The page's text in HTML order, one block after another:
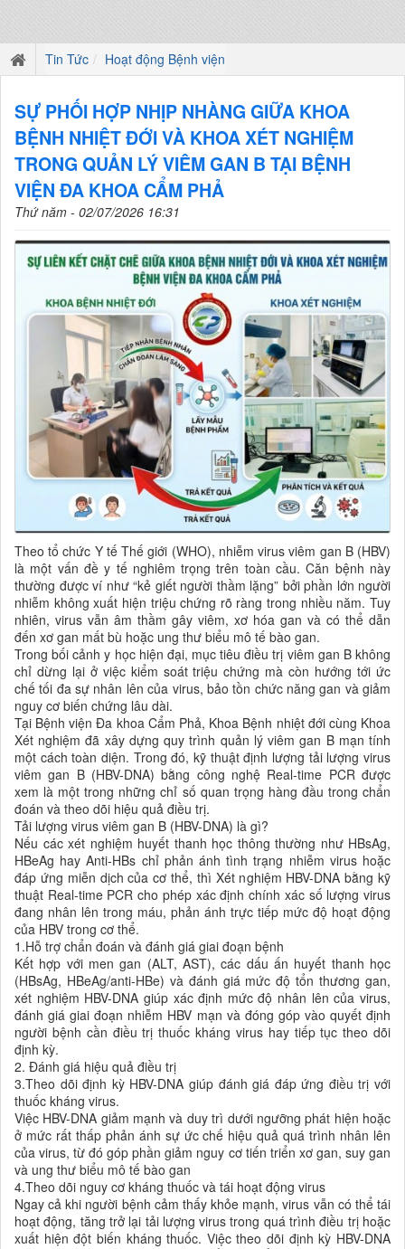
Tin Tức Hoạt động Bệnh viện
SỰ PHỐI HỢP NHỊP NHÀNG GIỮA KHOA
BỆNH NHIỆT ĐỚI VÀ KHOA XÉT NGHIỆM
TRONG QUẢN LÝ VIÊM GAN B TẠI BỆNH
VIỆN ĐA KHOA CẨM PHẢ
Thứ năm - 02/07/2026 16:31
Theo tổ chức Y tế Thế giới (WHO), nhiễm virus viêm gan B (HBV)
là một vấn đề y tế nghiêm trọng trên toàn cầu. Căn bệnh này
thường được ví như “kẻ giết người thầm lặng” bởi phần lớn người
nhiễm không xuất hiện triệu chứng rõ ràng trong nhiều năm. Tuy
nhiên, virus vẫn âm thầm gây viêm, xơ hóa gan và có thể dẫn
đến xơ gan mất bù hoặc ung thư biểu mô tế bào gan.
Trong bối cảnh y học hiện đại, mục tiêu điều trị viêm gan B không
chỉ dừng lại ở việc kiểm soát triệu chứng mà còn hướng tới ức
chế tối đa sự nhân lên của virus, bảo tồn chức năng gan và giảm
nguy cơ biến chứng lâu dài.
Tại Bệnh viện Đa khoa Cẩm Phả, Khoa Bệnh nhiệt đới cùng Khoa
Xét nghiệm đã xây dựng quy trình quản lý viêm gan B mạn tính
một cách toàn diện. Trong đó, kỹ thuật định lượng tải lượng virus
viêm gan B (HBV-DNA) bằng công nghệ Real-time PCR được
xem là một trong những chỉ số quan trọng hàng đầu trong chẩn
đoán và theo dõi hiệu quả điều trị.
Tải lượng virus viêm gan B (HBV-DNA) là gì?
Nếu các xét nghiệm huyết thanh học thông thường như HBsAg,
HBeAg hay Anti-HBs chỉ phản ánh tình trạng nhiễm virus hoặc
đáp ứng miễn dịch của cơ thể, thì Xét nghiệm HBV-DNA bằng kỹ
thuật Real-time PCR cho phép xác định chính xác số lượng virus
đang nhân lên trong máu, phản ánh trực tiếp mức độ hoạt động
của HBV trong cơ thể.
1.Hỗ trợ chẩn đoán và đánh giá giai đoạn bệnh
Kết hợp với men gan (ALT, AST), các dấu ấn huyết thanh học
(HBsAg, HBeAg/anti-HBe) và đánh giá mức độ tổn thương gan,
xét nghiệm HBV-DNA giúp xác định mức độ nhân lên của virus,
đánh giá giai đoạn nhiễm HBV mạn và đóng góp vào quyết định
người bệnh cần điều trị thuốc kháng virus hay tiếp tục theo dõi
định kỳ.
2. Đánh giá hiệu quả điều trị
3.Theo dõi định kỳ HBV-DNA giúp đánh giá đáp ứng điều trị với
thuốc kháng virus.
Việc HBV-DNA giảm mạnh và duy trì dưới ngưỡng phát hiện hoặc
ở mức rất thấp phản ánh sự ức chế hiệu quả quá trình nhân lên
của virus, từ đó góp phần giảm nguy cơ tiến triển xơ gan, suy gan
và ung thư biểu mô tế bào gan
4.Theo dõi nguy cơ kháng thuốc và tái hoạt động virus
Ngay cả khi người bệnh cảm thấy khỏe mạnh, virus vẫn có thể tái
hoạt động, tăng trở lại tải lượng virus trong quá trình điều trị hoặc
xuất hiện đột biến kháng thuốc. Việc theo dõi định kỳ HBV-DNA